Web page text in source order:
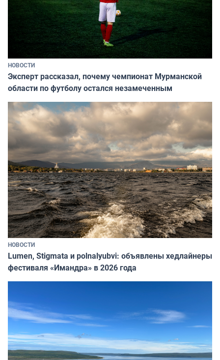
НОВОСТИ
Эксперт рассказал, почему чемпионат Мурманской
области по футболу остался незамеченным
НОВОСТИ
Lumen, Stigmata и polnalyubvi: объявлены хедлайнеры
фестиваля «Имандра» в 2026 года